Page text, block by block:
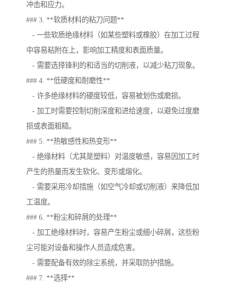
冲击和应力。
### 3. **软质材料的粘刀问题**
- 一些软质绝缘材料（如某些塑料或橡胶）在加工过程
中容易粘附在上，影响加工精度和表面质量。
- 需要选择锋利的和适当的切削液，以减少粘刀现象。
### 4. **低硬度和耐磨性**
- 许多绝缘材料的硬度较低，容易被划伤或磨损。
- 加工时需要控制切削深度和进给速度，以避免过度磨
损或表面粗糙。
### 5. **热敏感性和热变形**
- 绝缘材料（尤其是塑料）对温度敏感，容易因加工时
产生的热量而发生软化、变形或熔化。
- 需要采用冷却措施（如空气冷却或切削液）来降低加
工温度。
### 6. **粉尘和碎屑的处理**
- 加工绝缘材料时，容易产生粉尘或细小碎屑，这些粉
尘可能对设备和操作人员造成危害。
- 需要配备有效的除尘系统，并采取防护措施。
### 7. **选择**